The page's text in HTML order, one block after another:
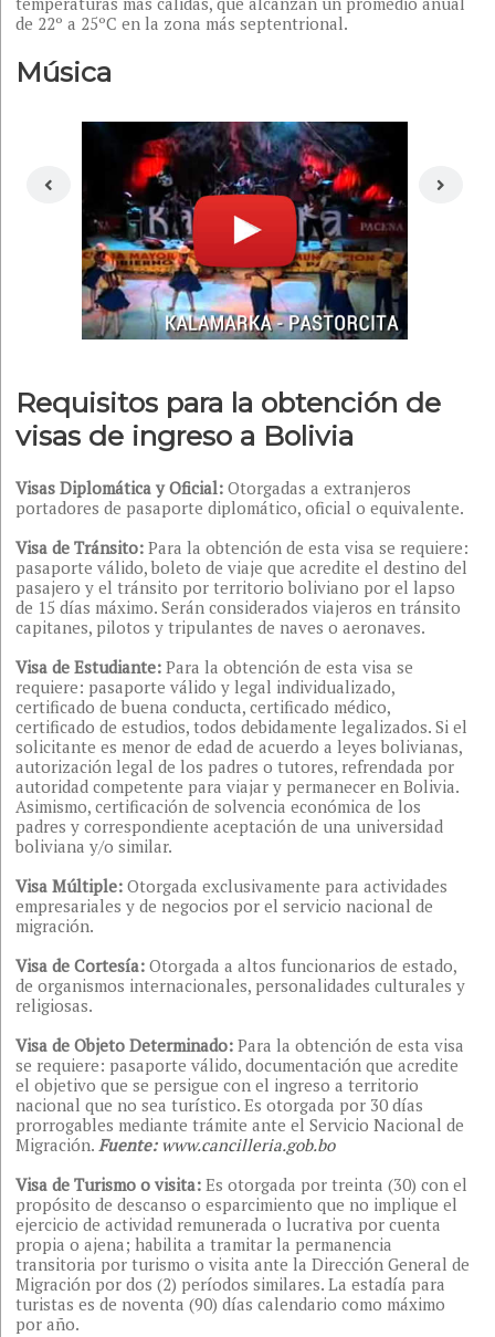
de 22º a 25ºC en la zona más septentrional.
Música
Requisitos para la obtención de
visas de ingreso a Bolivia
Visas Diplomática y Oficial: Otorgadas a extranjeros
portadores de pasaporte diplomático, oficial o equivalente.
Visa de Tránsito: Para la obtención de esta visa se requiere:
pasaporte válido, boleto de viaje que acredite el destino del
pasajero y el tránsito por territorio boliviano por el lapso
de 15 días máximo. Serán considerados viajeros en tránsito
capitanes, pilotos y tripulantes de naves o aeronaves.
Visa de Estudiante: Para la obtención de esta visa se
requiere: pasaporte válido y legal individualizado,
certificado de buena conducta, certificado médico,
certificado de estudios, todos debidamente legalizados. Si el
solicitante es menor de edad de acuerdo a leyes bolivianas,
autorización legal de los padres o tutores, refrendada por
autoridad competente para viajar y permanecer en Bolivia.
Asimismo, certificación de solvencia económica de los
padres y correspondiente aceptación de una universidad
boliviana y/o similar.
Visa Múltiple: Otorgada exclusivamente para actividades
empresariales y de negocios por el servicio nacional de
migración.
Visa de Cortesía: Otorgada a altos funcionarios de estado,
de organismos internacionales, personalidades culturales y
religiosas.
Visa de Objeto Determinado: Para la obtención de esta visa
se requiere: pasaporte válido, documentación que acredite
el objetivo que se persigue con el ingreso a territorio
nacional que no sea turístico. Es otorgada por 30 días
prorrogables mediante trámite ante el Servicio Nacional de
Migración.Fuente: www.cancilleria.gob.bo
Visa de Turismo o visita: Es otorgada por treinta (30) con el
propósito de descanso o esparcimiento que no implique el
ejercicio de actividad remunerada o lucrativa por cuenta
propia o ajena; habilita a tramitar la permanencia
transitoria por turismo o visita ante la Dirección General de
Migración por dos (2) períodos similares. La estadía para
turistas es de noventa (90) días calendario como máximo
por año.